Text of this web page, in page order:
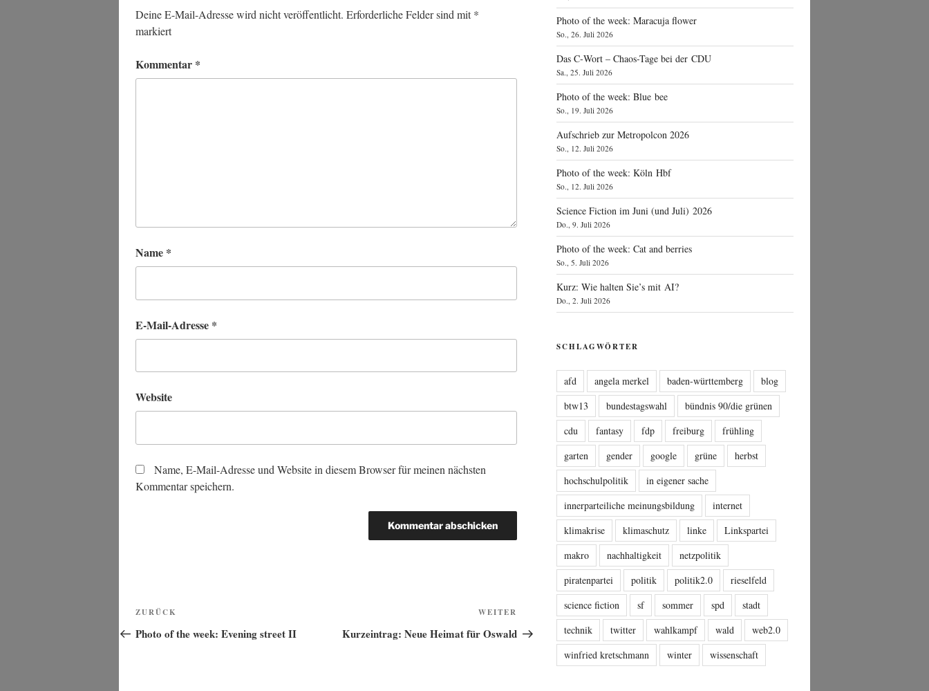
Deine E-Mail-Adresse wird nicht veröffentlicht. Erforderliche Felder sind mit*
markiert
Kommentar *
Name *
E-Mail-Adresse *
Website
Name, E-Mail-Adresse und Website in diesem Browser für meinen nächsten
Kommentar speichern.
Beitragsnavigation
Vorheriger
Beitrag
ZURÜCK
Photo of the week: Evening street II
Nächster
Beitrag
WEITER
Kurzeintrag: Neue Heimat für Oswald
Photo of the week: Maracuja flower
So., 26. Juli 2026
Das C‑Wort – Chaos-Tage bei der CDU
Sa., 25. Juli 2026
Photo of the week: Blue bee
So., 19. Juli 2026
Aufschrieb zur Metropolcon 2026
So., 12. Juli 2026
Photo of the week: Köln Hbf
So., 12. Juli 2026
Science Fiction im Juni (und Juli) 2026
Do., 9. Juli 2026
Photo of the week: Cat and berries
So., 5. Juli 2026
Kurz: Wie halten Sie’s mit AI?
Do., 2. Juli 2026
SCHLAGWÖRTER
afd angela merkel baden-württemberg
blog
btw13
bundestagswahl
bündnis 90/die grünen
cdu
fantasy fdp freiburg
frühling
garten
gender google grüne
herbst
hochschulpolitik
in eigener sache
innerparteiliche meinungsbildung
internet
klimakrise
klimaschutz linke
Linkspartei
makro
nachhaltigkeit
netzpolitik
piratenpartei
politik politik2.0
rieselfeld
science fiction
sf sommer spd
stadt
technik
twitter wahlkampf wald
web2.0
winfried kretschmann
winter wissenschaft